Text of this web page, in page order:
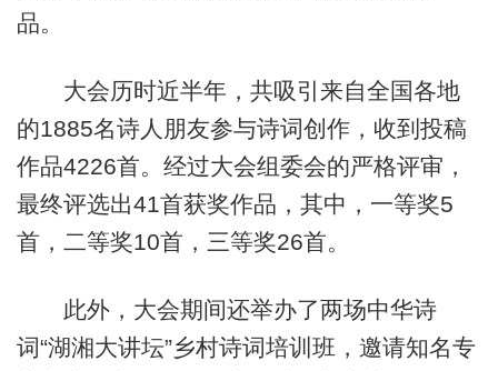
品。
大会历时近半年，共吸引来自全国各地
的1885名诗人朋友参与诗词创作，收到投稿
作品4226首。经过大会组委会的严格评审，
最终评选出41首获奖作品，其中，一等奖5
首，二等奖10首，三等奖26首。
此外，大会期间还举办了两场中华诗
词“湖湘大讲坛”乡村诗词培训班，邀请知名专